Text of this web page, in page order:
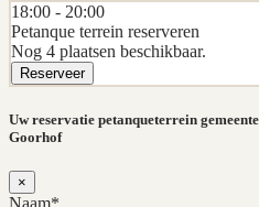
18:00 - 20:00
Petanque terrein reserveren
Nog 4 plaatsen beschikbaar.
Reserveer
Uw reservatie petanqueterrein
Goorhof
×
Naam*